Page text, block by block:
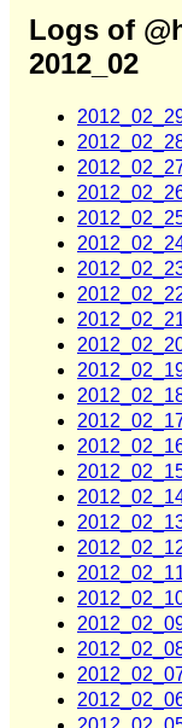
Logs of
2012_02